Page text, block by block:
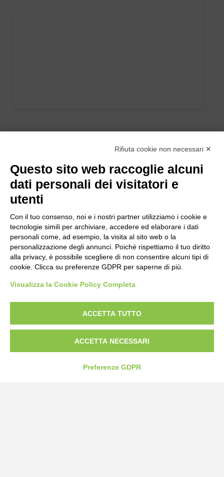
Strada Statale 231 Alba-Bra
Borgo San Martino 44, 12060 Pocapaglia CN
Tel:0172-478161
Rifiuta cookie non necessari ✕
Questo sito web raccoglie alcuni
dati personali dei visitatori e
utenti
Con il tuo consenso, noi e i nostri partner utilizziamo i cookie e
tecnologie simili per archiviare, accedere ed elaborare i dati
personali come, ad esempio, la visita al sito web o la
personalizzazione degli annunci. Poiché rispettiamo il tuo diritto
alla privacy, è possibile scegliere di non consentire alcuni tipi di
cookie. Clicca su preferenze GDPR per saperne di più.
Visualizza la Cookie Policy Completa
ACCETTA TUTTO
ACCETTA NECESSARI
Preferenze GDPR